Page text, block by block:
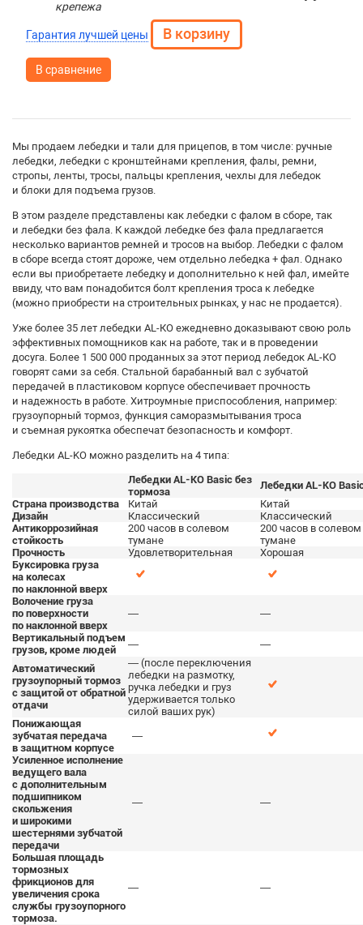
крепежа
Гарантия лучшей цены
В сравнение
Мы продаем лебедки и тали для прицепов, в том числе: ручные
лебедки, лебедки с кронштейнами крепления, фалы, ремни,
стропы, ленты, тросы, пальцы крепления, чехлы для лебедок
и блоки для подъема грузов.
В этом разделе представлены как лебедки с фалом в сборе, так
и лебедки без фала. К каждой лебедке без фала предлагается
несколько вариантов ремней и тросов на выбор. Лебедки с фалом
в сборе всегда стоят дороже, чем отдельно лебедка + фал. Однако
если вы приобретаете лебедку и дополнительно к ней фал, имейте
ввиду, что вам понадобится болт крепления троса к лебедке
(можно приобрести на строительных рынках, у нас не продается).
Уже более 35 лет лебедки АL-КО ежедневно доказывают свою роль
эффективных помощников как на работе, так и в проведении
досуга. Более 1 500 000 проданных за этот период лебедок АL-КО
говорят сами за себя. Стальной барабанный вал с зубчатой
передачей в пластиковом корпусе обеспечивает прочность
и надежность в работе. Хитроумные приспособления, например:
грузоупорный тормоз, функция саморазмытывания троса
и съемная рукоятка обеспечат безопасность и комфорт.
Лебедки AL-KO можно разделить на 4 типа:
Лебедки AL-KO Basic без
тормоза
Лебедки AL-KO
Страна производства
Китай
Китай
Дизайн
Классический
Классический
Антикоррозийная
стойкость
200 часов в солевом
тумане
200 часов в солевом
тумане
Прочность
Удовлетворительная
Хорошая
Буксировка груза
на колесах
по наклонной вверх
Волочение груза
по поверхности
по наклонной вверх
—
—
Вертикальный подъем
грузов, кроме людей
—
—
Автоматический
грузоупорный тормоз
с защитой от обратной
отдачи
— (после переключения
лебедки на размотку,
ручка лебедки и груз
удерживается только
силой ваших рук)
Понижающая
зубчатая передача
в защитном корпусе
—
Усиленное исполнение
ведущего вала
с дополнительным
подшипником
скольжения
и широкими
шестернями зубчатой
передачи
— —
Большая площадь
тормозных
фрикционов для
увеличения срока
службы грузоупорного
тормоза.
— —